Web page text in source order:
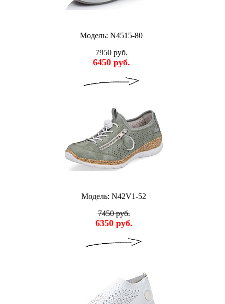
Модель: N4515-80
7950 руб.
6450 руб.
Модель: N42V1-52
7450 руб.
6350 руб.